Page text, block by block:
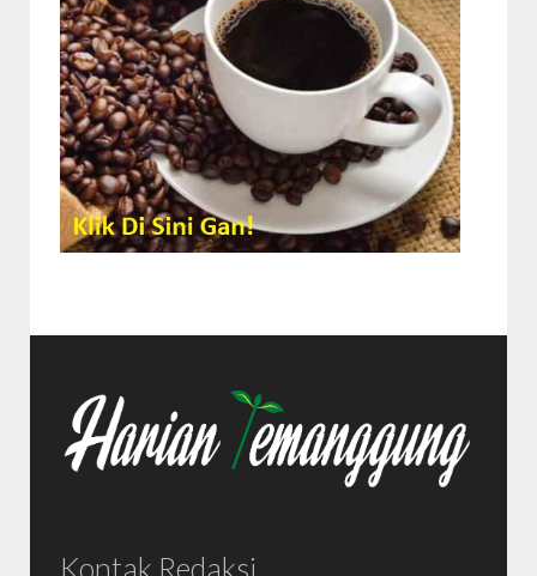
Kontak Redaksi